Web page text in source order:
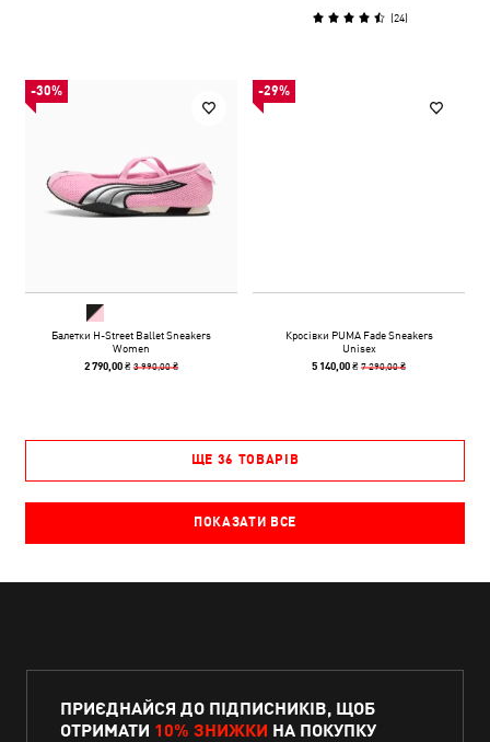
(24)
-30%
Балетки H-Street Ballet Sneakers
Women
2 790,00 ₴3 990,00 ₴
-29%
Кросівки PUMA Fade Sneakers
Unisex
5 140,00 ₴7 290,00 ₴
ЩЕ 36 ТОВАРІВ
ПОКАЗАТИ ВСЕ
ПРИЄДНАЙСЯ ДО ПІДПИСНИКІВ, ЩОБ
ОТРИМАТИ 10% ЗНИЖКИ НА ПОКУПКУ